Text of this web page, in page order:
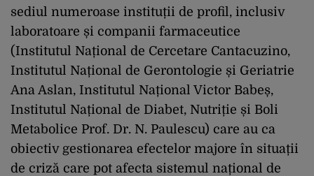
sediul numeroase instituții de profil, inclusiv
laboratoare și companii farmaceutice
(Institutul Național de Cercetare Cantacuzino,
Institutul Național de Gerontologie și Geriatrie
Ana Aslan, Institutul Național Victor Babeș,
Institutul Național de Diabet, Nutriție și Boli
Metabolice Prof. Dr. N. Paulescu) care au ca
obiectiv gestionarea efectelor majore în situații
de criză care pot afecta sistemul național de